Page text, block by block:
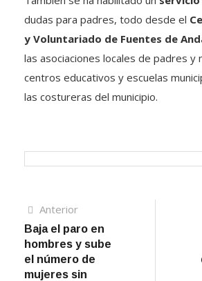
dudas para padres, todo desde el
y Voluntariado de Fuentes de
las asociaciones locales de padres y
centros educativos y escuelas
las costureras del municipio.
Navegación
de
entradas
AnteriorArtículo
anterior
Baja el paro en
hombres y sube
el número de
mujeres sin